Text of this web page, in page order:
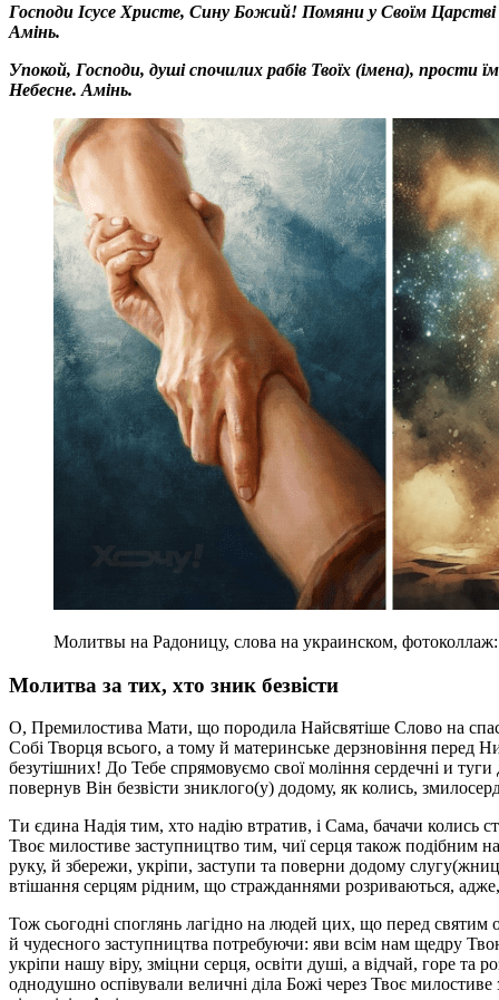
Господи Ісусе Христе, Сину Божий! Помяни у Своїм Царстві
Амінь.
Упокой, Господи, душі спочилих рабів Твоїх (імена), прости їм
Небесне. Амінь.
Молитвы на Радоницу, слова на украинском,
Молитва за тих, хто зник безвісти
О, Премилостива Мати, що породила Найсвятіше Слово на
Собі Творця всього, а тому й материнське дерзновіння перед
безутішних! До Тебе спрямовуємо свої моління сердечні и
повернув Він безвісти зниклого(у) додому, як колись,
Ти єдина Надія тим, хто надію втратив, і Сама, бачачи колись
Твоє милостиве заступництво тим, чиї серця також подібним
руку, й збережи, укріпи, заступи та поверни додому
втішання серцям рідним, що стражданнями розриваються,
Тож сьогодні споглянь лагідно на людей цих, що перед святим
й чудесного заступництва потребуючи: яви всім нам щедру
укріпи нашу віру, зміцни серця, освіти душі, а відчай, горе та
однодушно оспівували величні діла Божі через Твоє